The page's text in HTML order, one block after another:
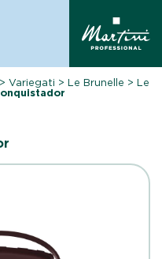
>Variegati >Le Brunelle >Le